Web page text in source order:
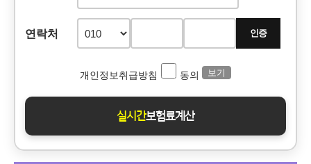
연락처 인증
개인정보취급방침 동의 보기
실시간보험료계산